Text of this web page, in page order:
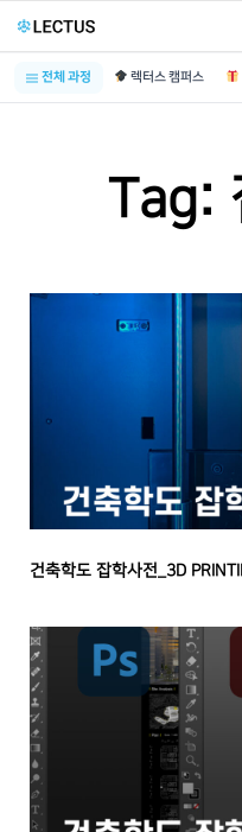
전체 과정 렉터스
Tag:
건축학도 잡학사전_3D